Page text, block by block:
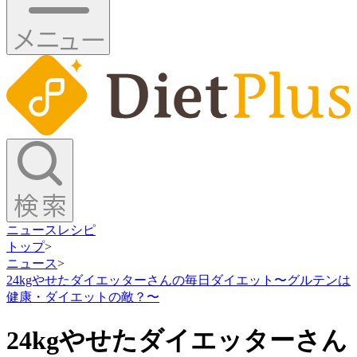
ニュース レシピ
トップ>
ニュース>
24kgやせたダイエッターさんの毎日ダイエット〜グルテンは
健康・ダイエットの敵？〜
24kgやせたダイエッターさん